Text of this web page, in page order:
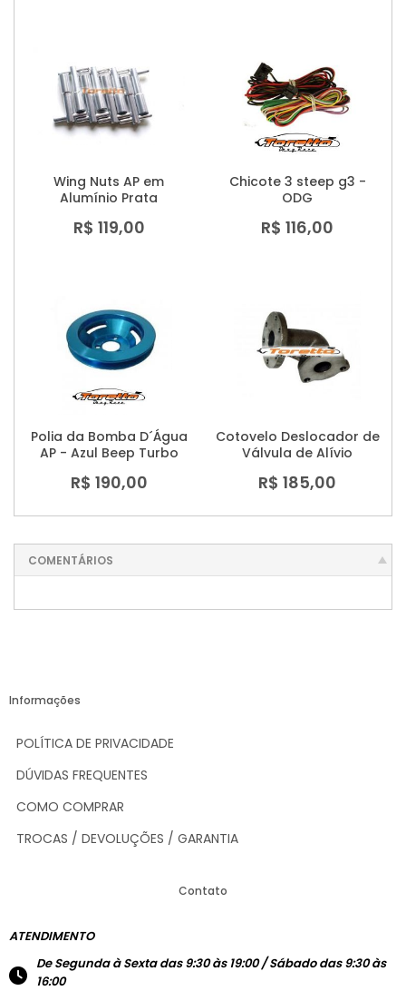
Wing Nuts AP em
Alumínio Prata
R$ 119,00
Chicote 3 steep g3 -
ODG
R$ 116,00
Polia da Bomba D´Água
AP - Azul Beep Turbo
R$ 190,00
Cotovelo Deslocador de
Válvula de Alívio
R$ 185,00
COMENTÁRIOS
Informações
POLÍTICA DE PRIVACIDADE
DÚVIDAS FREQUENTES
COMO COMPRAR
TROCAS / DEVOLUÇÕES / GARANTIA
Contato
ATENDIMENTO
De Segunda à Sexta das 9:30 às 19:00 / Sábado das 9:30 às
16:00